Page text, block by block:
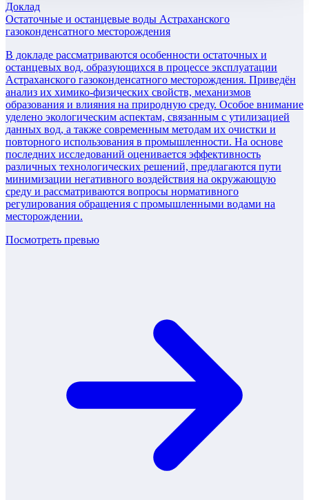
Доклад
Остаточные и останцевые воды Астраханского
газоконденсатного месторождения
В докладе рассматриваются особенности остаточных и
останцевых вод, образующихся в процессе эксплуатации
Астраханского газоконденсатного месторождения. Приведён
анализ их химико-физических свойств, механизмов
образования и влияния на природную среду. Особое внимание
уделено экологическим аспектам, связанным с утилизацией
данных вод, а также современным методам их очистки и
повторного использования в промышленности. На основе
последних исследований оценивается эффективность
различных технологических решений, предлагаются пути
минимизации негативного воздействия на окружающую
среду и рассматриваются вопросы нормативного
регулирования обращения с промышленными водами на
месторождении.
Посмотреть превью